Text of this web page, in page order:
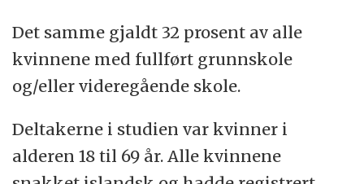
Det samme gjaldt 32 prosent av alle
kvinnene med fullført grunnskole
og/eller videregående skole.
Deltakerne i studien var kvinner i
alderen 18 til 69 år. Alle kvinnene